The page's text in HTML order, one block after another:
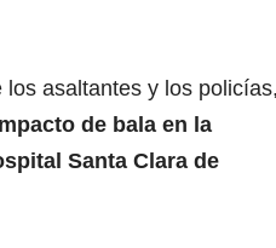
asaltantes y los policías,
de bala en la
Santa Clara de